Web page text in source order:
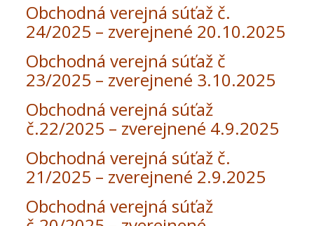
Obchodná verejná súťaž č.
24/2025 – zverejnené 20.10.2025
Obchodná verejná súťaž č
23/2025 – zverejnené 3.10.2025
Obchodná verejná súťaž
č.22/2025 – zverejnené 4.9.2025
Obchodná verejná súťaž č.
21/2025 – zverejnené 2.9.2025
Obchodná verejná súťaž